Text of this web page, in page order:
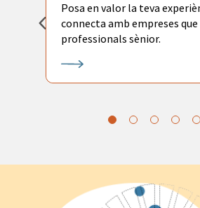
Posa en valor la teva
connecta amb empreses que
professionals sènior.